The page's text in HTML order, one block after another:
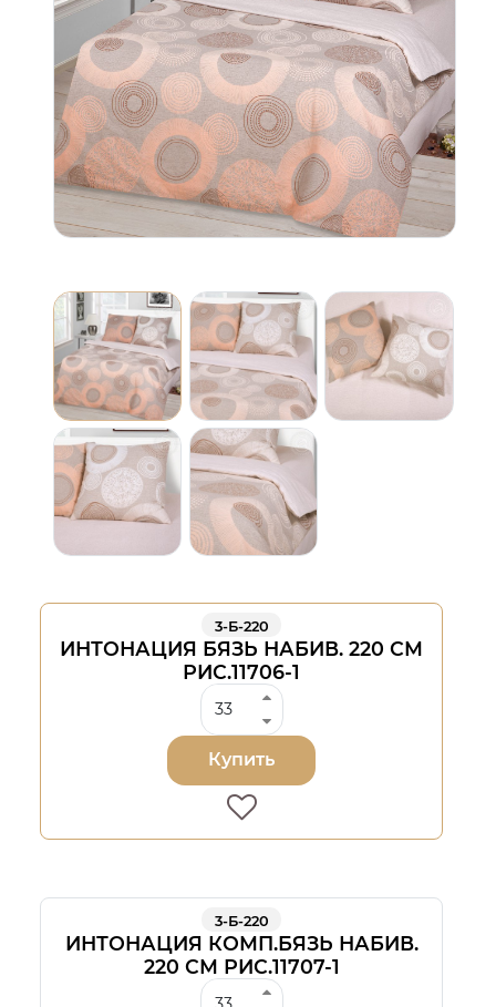
3-Б-220
ИНТОНАЦИЯ БЯЗЬ НАБИВ. 220 СМ
РИС.11706-1
Купить
3-Б-220
ИНТОНАЦИЯ КОМП.БЯЗЬ НАБИВ.
220 СМ РИС.11707-1